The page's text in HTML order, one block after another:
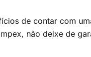
de contar com
não deixe de